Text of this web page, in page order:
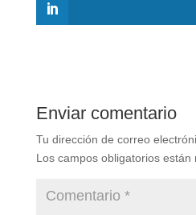
Enviar comentario
Tu dirección de correo
Los campos obligatorios están